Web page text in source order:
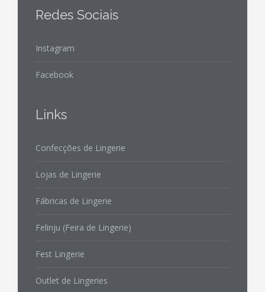
Redes Sociais
Instagram
Facebook
Links
Confecções de Lingerie
Lojas de Lingerie
Fábricas de Lingerie
Felinju (Feira de Lingerie)
Fest Lingerie
Outlet de Lingeries